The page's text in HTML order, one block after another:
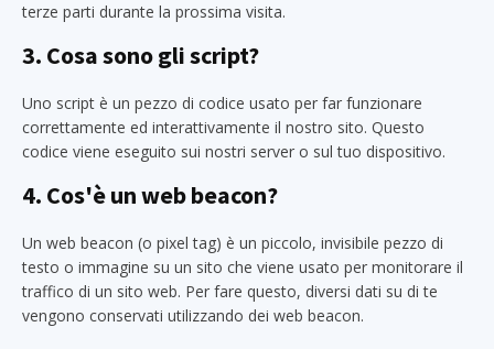
terze parti durante la prossima visita.
3. Cosa sono gli script?
Uno script è un pezzo di codice usato per far funzionare
correttamente ed interattivamente il nostro sito. Questo
codice viene eseguito sui nostri server o sul tuo dispositivo.
4. Cos'è un web beacon?
Un web beacon (o pixel tag) è un piccolo, invisibile pezzo di
testo o immagine su un sito che viene usato per monitorare il
traffico di un sito web. Per fare questo, diversi dati su di te
vengono conservati utilizzando dei web beacon.